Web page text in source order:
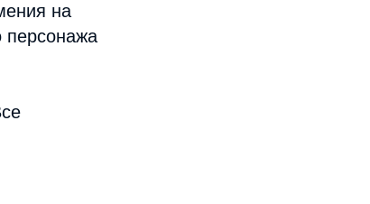
на
персонажа